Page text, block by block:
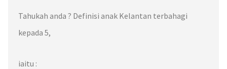
Tahukah anda ? Definisi anak Kelantan terbahagi
kepada 5,
iaitu :